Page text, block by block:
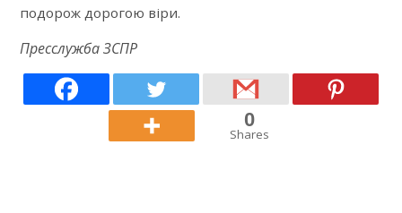
подорож дорогою віри.
Пресслужба ЗСПР
0
Shares